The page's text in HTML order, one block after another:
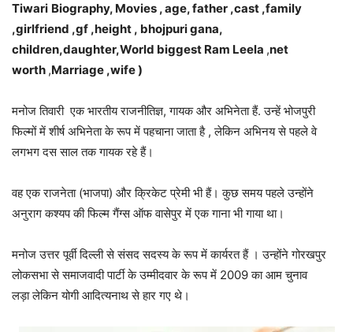
Tiwari Biography, Movies , age, father ,cast ,family
,girlfriend ,gf ,height , bhojpuri gana,
children,daughter,World biggest Ram Leela ,net
worth ,Marriage ,wife )
मनोज तिवारी एक भारतीय राजनीतिज्ञ, गायक और अभिनेता हैं. उन्हें भोजपुरी
फिल्मों में शीर्ष अभिनेता के रूप में पहचाना जाता है , लेकिन अभिनय से पहले वे
लगभग दस साल तक गायक रहे हैं।
वह एक राजनेता (भाजपा) और क्रिकेट प्रेमी भी हैं। कुछ समय पहले उन्होंने
अनुराग कश्यप की फिल्म गैंग्स ऑफ वासेपुर में एक गाना भी गाया था।
मनोज उत्तर पूर्वी दिल्ली से संसद सदस्य के रूप में कार्यरत हैं । उन्होंने गोरखपुर
लोकसभा से समाजवादी पार्टी के उम्मीदवार के रूप में 2009 का आम चुनाव
लड़ा लेकिन योगी आदित्यनाथ से हार गए थे।